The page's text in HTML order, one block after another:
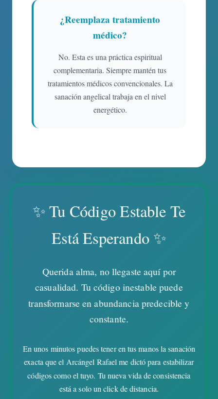
¿Reemplaza tratamiento
médico?
No. Esta es una práctica espiritual
complementaria. Siempre mantén tus
tratamientos médicos convencionales. La
sanación angelical trabaja en el nivel
energético.
✨ Tu Código Estable Te
Está Esperando ✨
Querida alma, no llegaste aquí por
casualidad. Tu código inestable puede
transformarse en abundancia predecible y
constante.
En unos minutos puedes tener en tus manos la sanación
exacta que el Arcángel Rafael me dictó para estabilizar
códigos como el tuyo. Tu nueva vida de consistencia
está a solo un click de distancia.